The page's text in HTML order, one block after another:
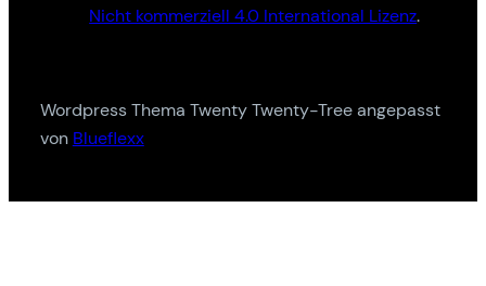
Nicht kommerziell 4.0 International Lizenz.
Wordpress Thema Twenty Twenty-Tree angepasst
von Blueflexx